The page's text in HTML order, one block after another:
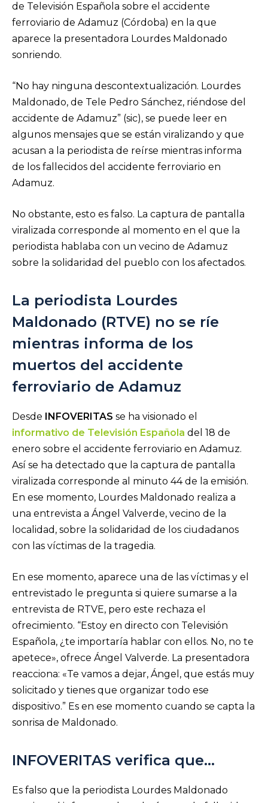
de Televisión Española sobre el accidente
ferroviario de Adamuz (Córdoba) en la que
aparece la presentadora Lourdes Maldonado
sonriendo.
“No hay ninguna descontextualización. Lourdes
Maldonado, de Tele Pedro Sánchez, riéndose del
accidente de Adamuz” (sic), se puede leer en
algunos mensajes que se están viralizando y que
acusan a la periodista de reírse mientras informa
de los fallecidos del accidente ferroviario en
Adamuz.
No obstante, esto es falso. La captura de pantalla
viralizada corresponde al momento en el que la
periodista hablaba con un vecino de Adamuz
sobre la solidaridad del pueblo con los afectados.
La periodista Lourdes
Maldonado (RTVE) no se ríe
mientras informa de los
muertos del accidente
ferroviario de Adamuz
Desde INFOVERITAS se ha visionado el
informativo de Televisión Española del 18 de
enero sobre el accidente ferroviario en Adamuz.
Así se ha detectado que la captura de pantalla
viralizada corresponde al minuto 44 de la emisión.
En ese momento, Lourdes Maldonado realiza a
una entrevista a Ángel Valverde, vecino de la
localidad, sobre la solidaridad de los ciudadanos
con las víctimas de la tragedia.
En ese momento, aparece una de las víctimas y el
entrevistado le pregunta si quiere sumarse a la
entrevista de RTVE, pero este rechaza el
ofrecimiento. “Estoy en directo con Televisión
Española, ¿te importaría hablar con ellos. No, no te
apetece», ofrece Ángel Valverde. La presentadora
reacciona: «Te vamos a dejar, Ángel, que estás muy
solicitado y tienes que organizar todo ese
dispositivo.” Es en ese momento cuando se capta la
sonrisa de Maldonado.
INFOVERITAS verifica que…
Es falso que la periodista Lourdes Maldonado